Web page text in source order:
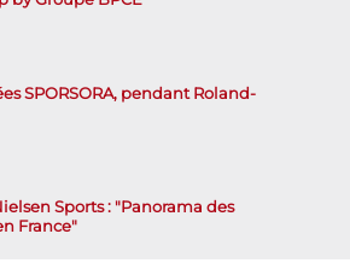
SPORSORA, pendant Roland-
Sports : "Panorama des
France"